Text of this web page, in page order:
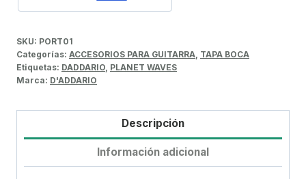
SKU: PORT01
Categorías: ACCESORIOS PARA GUITARRA TAPA BOCA
Etiquetas: DADDARIO PLANET WAVES
Marca: D'ADDARIO
Descripción
Información adicional